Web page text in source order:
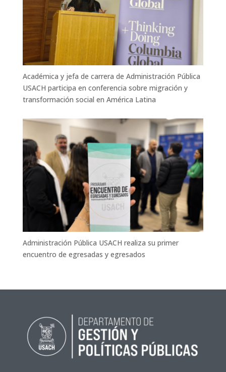
Académica y jefa de carrera de Administración Pública
USACH participa en conferencia sobre migración y
transformación social en América Latina
Administración Pública USACH realiza su primer
encuentro de egresadas y egresados